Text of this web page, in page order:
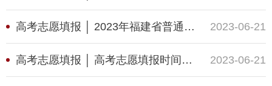
高考志愿填报 │ 2023年福建省普通高校招生志愿填报问答（一） 2023-06-21
高考志愿填报 │ 高考志愿填报时间确定！2023年福建省普通高等学 2023-06-21